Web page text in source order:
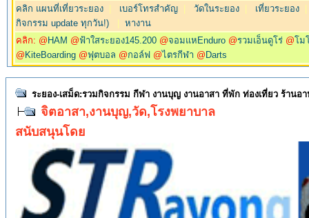
คลิก แผนที่เที่ยวระยอง เบอร์โทรสำคัญ วัดในระยอง เที่ยวระยอง
กิจกรรม update ทุกวัน!) |หางาน
คลิก: @ HAM @ฟ้าใสระยอง145.200 @จอมแหEnduro @รวมเอ็นดูโร่ @โม
@ KiteBoarding @ฟุตบอล @กอล์ฟ @ไตรกีฬา @ Darts
ระยอง-เสม็ด:รวมกิจกรรม กีฬา งานบุญ งานอาสา ที่พัก ท่องเที่ยว ร้านอ
จิตอาสา,งานบุญ,วัด,โรงพยาบาล
สนับสนุนโดย